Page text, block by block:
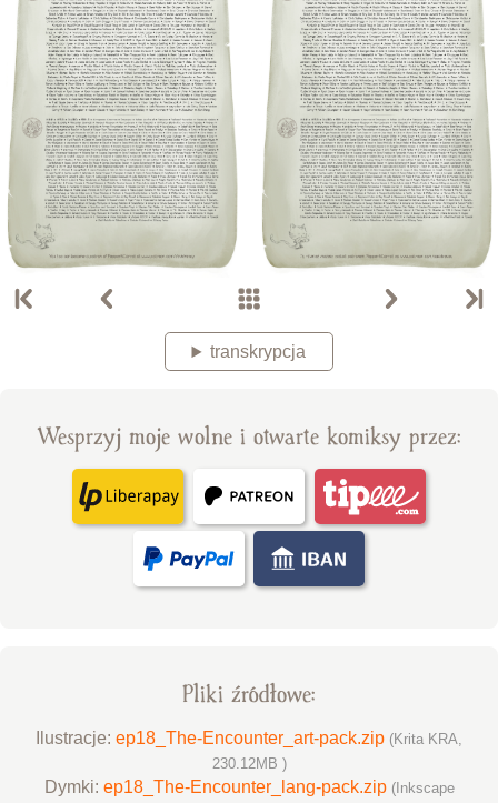
transkrypcja
Wesprzyj moje wolne i otwarte komiksy przez:
Pliki źródłowe:
Ilustracje: ep18_The-Encounter_art-pack.zip (Krita KRA,
230.12MB )
Dymki: ep18_The-Encounter_lang-pack.zip (Inkscape